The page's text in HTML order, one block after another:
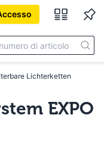
Lichterketten
EXPO